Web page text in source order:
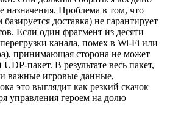
назначения. Проблема в том, что
доставка) не гарантирует
Если один фрагмент из десяти
канала, помех в Wi-Fi или
принимающая сторона не может
пакет. В результате весь пакет,
важные игровые данные,
это выглядит как резкий скачок
управления героем на долю